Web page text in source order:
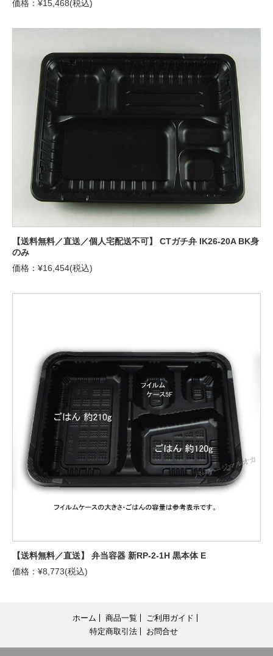
価格：¥15,468(税込)
【送料無料／直送／個人宅配送不可】 CTガチ弁 IK26-20A BK身
のみ
価格：¥16,454(税込)
【送料無料／直送】 弁当容器 新RP-2-1H 黒本体 E
価格：¥8,773(税込)
ホーム 商品一覧
ご利用ガイド
特定商取引法
お問合せ